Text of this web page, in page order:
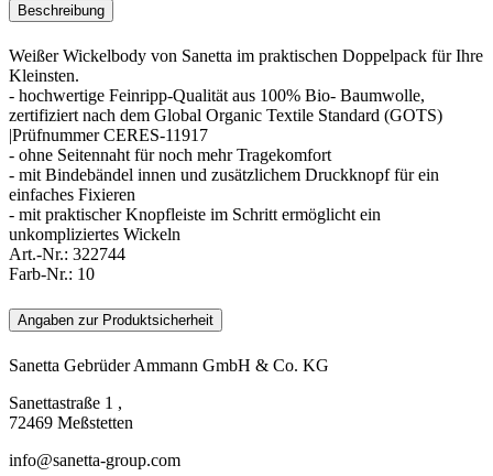
Beschreibung
Weißer Wickelbody von Sanetta im praktischen Doppelpack für Ihre
Kleinsten.
- hochwertige Feinripp-Qualität aus 100% Bio- Baumwolle,
zertifiziert nach dem Global Organic Textile Standard (GOTS)
|Prüfnummer CERES-11917
- ohne Seitennaht für noch mehr Tragekomfort
- mit Bindebändel innen und zusätzlichem Druckknopf für ein
einfaches Fixieren
- mit praktischer Knopfleiste im Schritt ermöglicht ein
unkompliziertes Wickeln
Art.-Nr.: 322744
Farb-Nr.: 10
Angaben zur Produktsicherheit
Sanetta Gebrüder Ammann GmbH & Co. KG
Sanettastraße 1 ,
72469 Meßstetten
info@sanetta-group.com